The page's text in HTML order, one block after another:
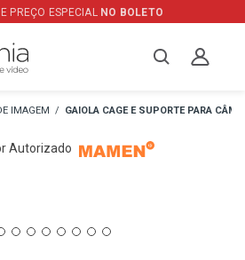
E PREÇO ESPECIAL NO BOLETO
IMAGEM GAIOLA CAGE E SUPORTE PARA
Autorizado